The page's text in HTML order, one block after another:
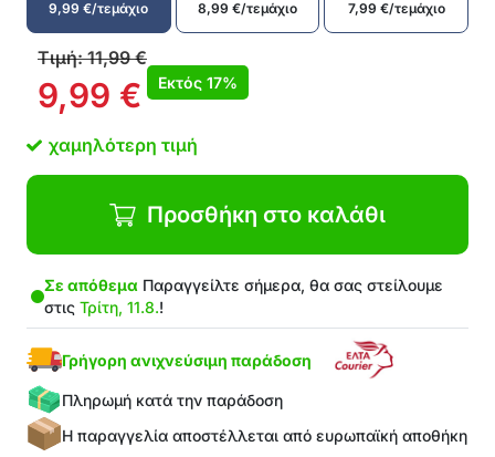
9,99€/τεμάχιο
8,99 €/τεμάχιο
7,99 €/τεμάχιο
Τιμή:11,99€
9,99 € Εκτός 17%
χαμηλότερη τιμή
Προσθήκη στο καλάθι
Σε απόθεμα Παραγγείλτε σήμερα, θα σας στείλουμε
στις Τρίτη, 11.8.!
Γρήγορη ανιχνεύσιμη παράδοση
Πληρωμή κατά την παράδοση
Η παραγγελία αποστέλλεται από ευρωπαϊκή αποθήκη